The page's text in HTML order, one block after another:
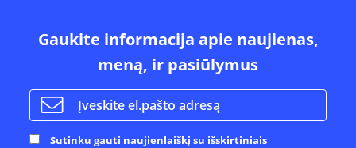
Gaukite informacija apie naujienas,
meną, ir pasiūlymus
Sutinku gauti naujienlaiškį su išskirtiniais